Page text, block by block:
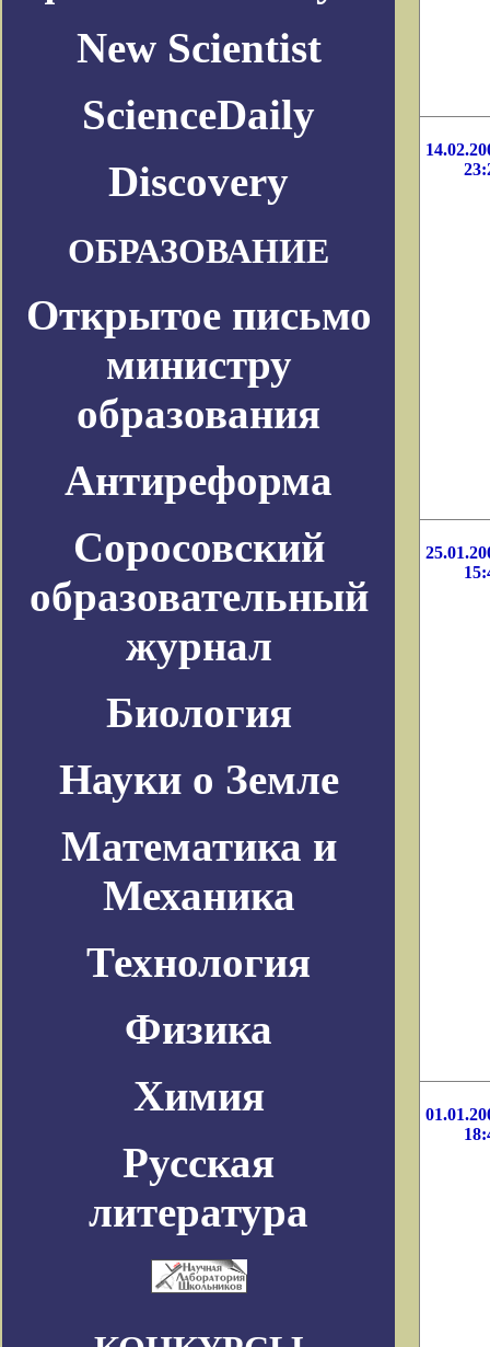
New Scientist
ScienceDaily
Discovery
ОБРАЗОВАНИЕ
Открытое письмо
министру
образования
Антиреформа
Соросовский
образовательный
журнал
Биология
Науки о Земле
Математика и
Механика
Технология
Физика
Химия
Русская
литература